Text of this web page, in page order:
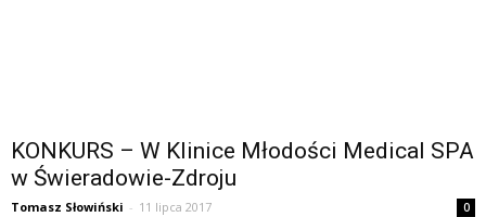
KONKURS – W Klinice Młodości Medical SPA
w Świeradowie-Zdroju
Tomasz Słowiński - 11 lipca 2017 0